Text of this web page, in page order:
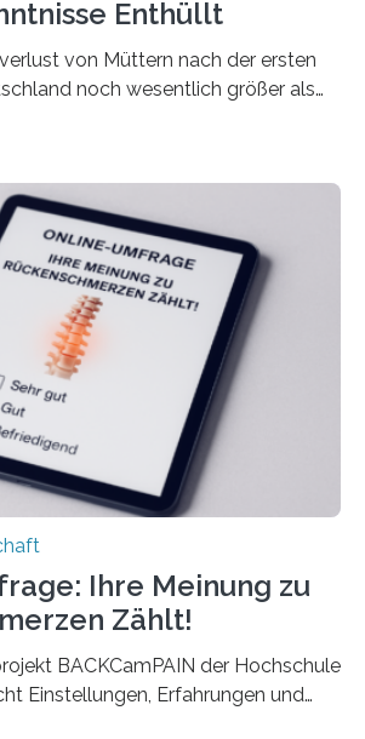
Enthüllt
von Müttern nach der ersten
noch wesentlich größer als
fast 30.000 Euro
auf Karriere und die spätere
lagen bei rund 20.000
30 Prozent zu niedrig. Zu diesem
neue Studie des ZEW Mannheim
Tilburg. „Werden Frauen unter 30
Ihre Meinung zu
Zählt!
BACKCamPAIN der Hochschule
Einstellungen, Erfahrungen und